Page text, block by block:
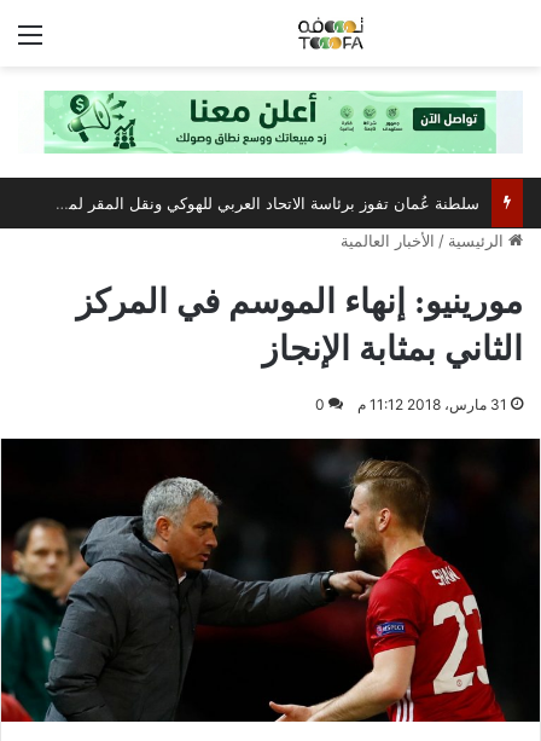
سلطنة عُمان تفوز برئاسة الاتحاد العربي للهوكي ونقل المقر لمسقط
الرئيسية / الأخبار العالمية
مورينيو: إنهاء الموسم في المركز
الثاني بمثابة الإنجاز
31 مارس، 2018 11:12 م 0